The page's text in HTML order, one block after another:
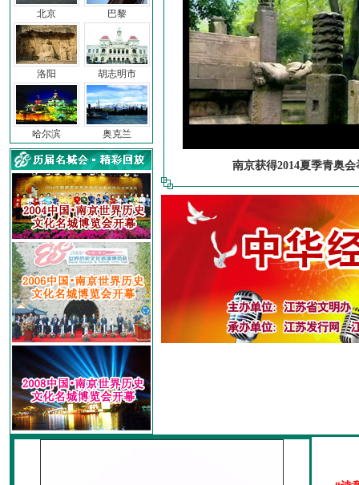
北京
洛阳
哈尔滨
巴黎
胡志明市
奥克兰
南京获得2014夏季青奥会